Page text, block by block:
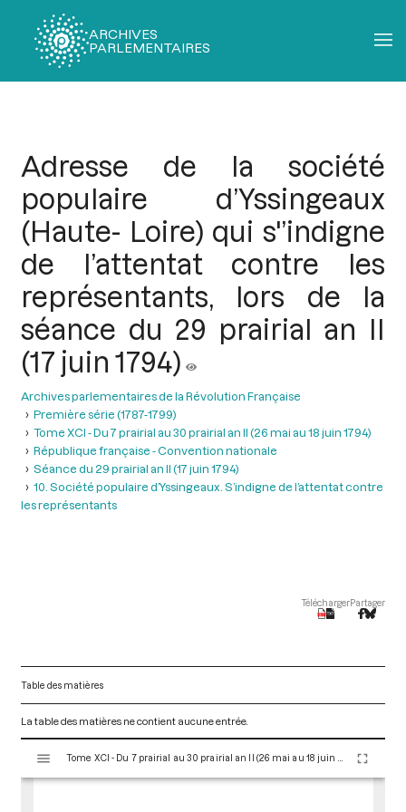
ARCHIVES
PARLEMENTAIRES
Adresse de la société
populaire d’Yssingeaux
(Haute- Loire) qui s'’indigne
de l’attentat contre les
représentants, lors de la
séance du 29 prairial an II
(17 juin 1794)
Archives parlementaires de la Révolution Française
Première série (1787-1799)
Tome XCI - Du 7 prairial au 30 prairial an II (26 mai au 18 juin 1794)
République française - Convention nationale
Séance du 29 prairial an II (17 juin 1794)
10. Société populaire d’Yssingeaux. S’indigne de l’attentat contre
les représentants
TéléchargerPartager
Table des matières
La table des matières ne contient aucune entrée.
s